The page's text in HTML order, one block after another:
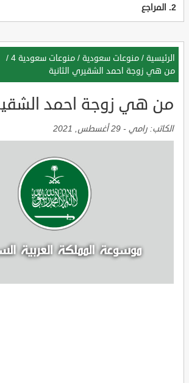
المراجع
الرئيسية / منوعات سعودية / منوعات سعودية 4
/
من هي زوجة احمد الشقيري الثانية
من هي زوجة احمد
الكاتب: رامي - 29 أغسطس, 2021